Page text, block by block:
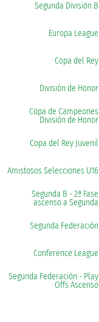
Segunda División B
Europa League
Copa del Rey
División de Honor
Copa de Campeones
División de Honor
Copa del Rey Juvenil
Amistosos Selecciones U16
Segunda B - 2ª Fase
ascenso a Segunda
Segunda Federación
Conference League
Segunda Federación - Play
Offs Ascenso